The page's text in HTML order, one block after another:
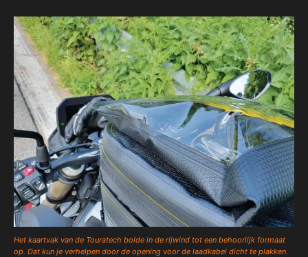
Het kaartvak van de Touratech bolde in de rijwind tot een behoorlijk formaat
op. Dat kun je verhelpen door de opening voor de laadkabel dicht te plakken.